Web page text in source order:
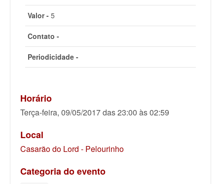
Valor - 5
Contato -
Periodicidade -
Horário
Terça-feira, 09/05/2017 das 23:00 às 02:59
Local
Casarão do Lord - Pelourinho
Categoria do evento